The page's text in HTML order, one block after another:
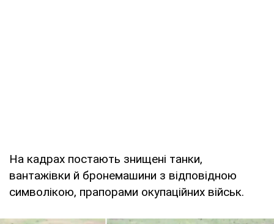
На кадрах постають знищені танки,
вантажівки й бронемашини з відповідною
символікою, прапорами окупаційних військ.